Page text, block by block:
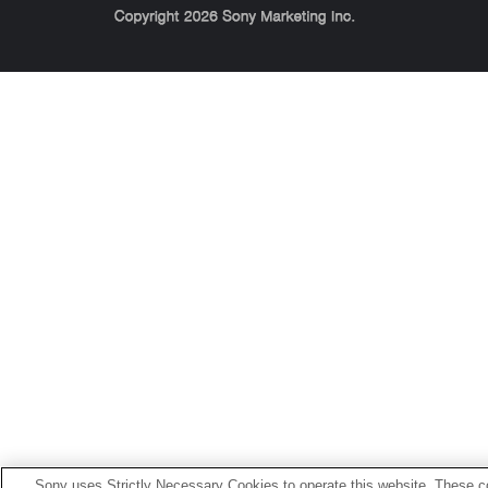
Sony Corporation, Sony Marketing Inc.